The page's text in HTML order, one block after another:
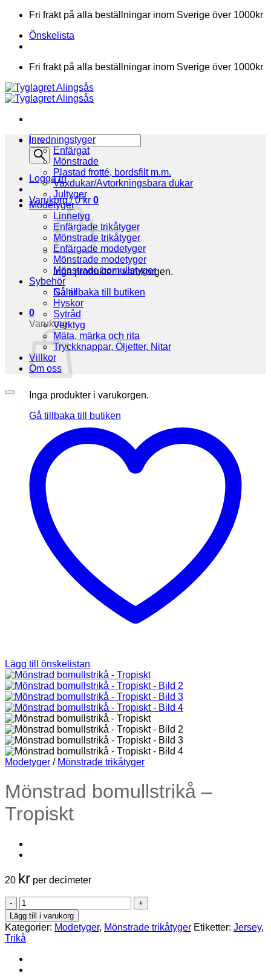
Skip
content
Fri frakt på alla beställningar inom Sverige över 1000kr
Önskelista
Fri frakt på alla beställningar inom Sverige över 1000kr
Products
search
Logga in
Varukorg /0kr 0
Inga produkter i varukorgen.
Gå tillbaka till butiken
0
Varukorg
Inga produkter i varukorgen.
Gå tillbaka till butiken
Inredningstyger
Enfärgat
Mönstrade
Plastad frotté, bordsfilt m.m.
Vaxdukar/Avtorkningsbara dukar
Jultyger
Modetyger
Linnetyg
Enfärgade trikåtyger
Mönstrade trikåtyger
Enfärgade modetyger
Mönstrade modetyger
Mönstrade bomullstyger
Sybehör
Nålar
Hyskor
Sytråd
Verktyg
Mäta, märka och rita
Tryckknappar, Öljetter, Nitar
Villkor
Om oss
Lägg till önskelistan
Modetyger / Mönstrade trikåtyger
Mönstrad bomullstrikå –
Tropiskt
20 kr per decimeter
Mönstrad
bomullstrikå
-
Tropiskt
mängd
Lägg till i varukorg
Kategorier: Modetyger, Mönstrade trikåtyger Etiketter: Jersey,
Trikå